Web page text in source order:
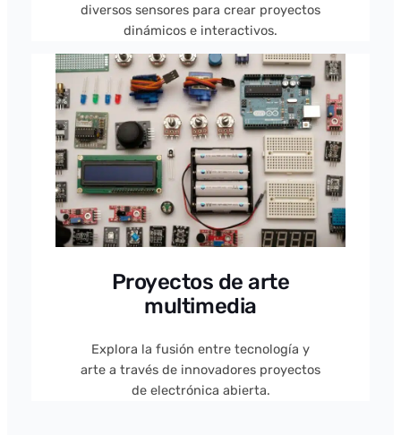
diversos sensores para crear proyectos
dinámicos e interactivos.
Proyectos de arte
multimedia
Explora la fusión entre tecnología y
arte a través de innovadores proyectos
de electrónica abierta.